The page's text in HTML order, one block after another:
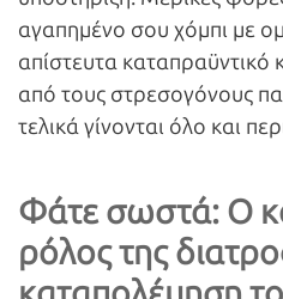
αγαπημένο σου χόμπι με
απίστευτα
από τους στρεσογόνους
τελικά γίνονται όλο και
Φάτε σωστά: Ο
ρόλος της